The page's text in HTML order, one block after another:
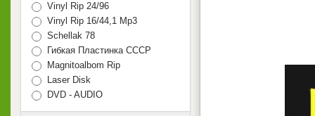
Vinyl Rip 24/96
Vinyl Rip 16/44,1 Mp3
Schellak 78
Гибкая Пластинка СССР
Magnitoalbom Rip
Laser Disk
DVD - AUDIO